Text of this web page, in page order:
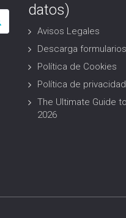
datos)
Avisos Legales
Descarga formularios
Política de Cookies
Política de privacidad
The Ultimate Guide to
2026